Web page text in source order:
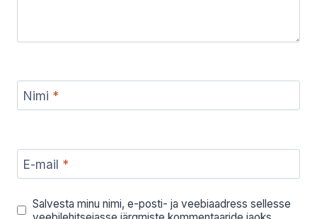
Nimi *
E-mail *
Salvesta minu nimi, e-posti- ja veebiaadress sellesse